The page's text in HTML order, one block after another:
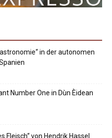
in der autonomen
Number One in Dùn Èidean
Fleisch“ von Hendrik Hassel